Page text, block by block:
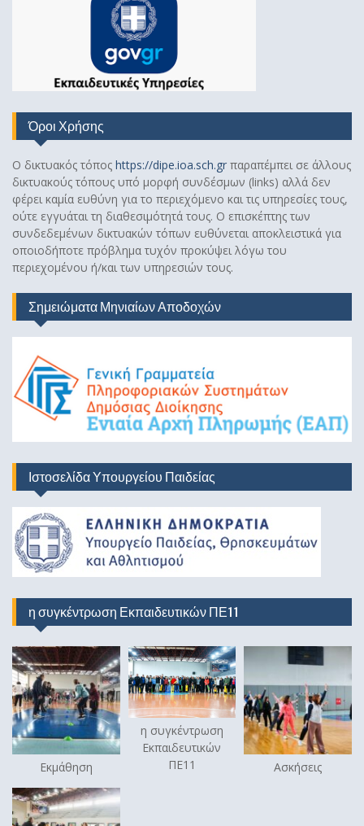
Όροι Χρήσης
Ο δικτυακός τόπος https://dipe.ioa.sch.gr παραπέμπει σε άλλους
δικτυακούς τόπους υπό μορφή συνδέσμων (links) αλλά δεν
φέρει καμία ευθύνη για το περιεχόμενο και τις υπηρεσίες τους,
ούτε εγγυάται τη διαθεσιμότητά τους. Ο επισκέπτης των
συνδεδεμένων δικτυακών τόπων ευθύνεται αποκλειστικά για
οποιοδήποτε πρόβλημα τυχόν προκύψει λόγω του
περιεχομένου ή/και των υπηρεσιών τους.
Σημειώματα Μηνιαίων Αποδοχών
Ιστοσελίδα Υπουργείου Παιδείας
η συγκέντρωση Εκπαιδευτικών ΠΕ11
Εκμάθηση
η συγκέντρωση
Εκπαιδευτικών
ΠΕ11
Ασκήσεις